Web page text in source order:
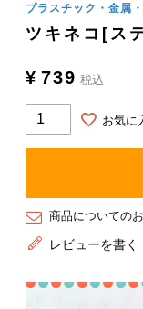
プラスチック・金属
ツキネコ[ス
¥ 739 税込
お気に
商品についての
レビューを書く